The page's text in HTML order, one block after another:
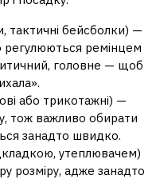
тактичні бейсболки) —
регулюються ремінцем
головне — щоб
або трикотажні) —
тож важливо обирати
занадто швидко.
утеплювачем)
розміру, адже занадто